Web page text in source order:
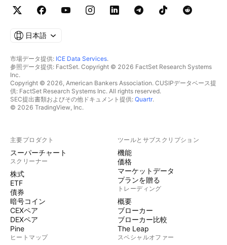
日本語
市場データ提供: ICE Data Services.
参照データ提供: FactSet. Copyright © 2026 FactSet Research Systems
Inc.
Copyright © 2026, American Bankers Association. CUSIPデータベース提
供: FactSet Research Systems Inc. All rights reserved.
SEC提出書類およびその他ドキュメント提供: Quartr.
© 2026 TradingView, Inc.
主要プロダクト
スーパーチャート
スクリーナー
株式
ETF
債券
暗号コイン
CEXペア
DEXペア
Pine
ヒートマップ
ツールとサブスクリプション
機能
価格
マーケットデータ
プランを贈る
トレーディング
概要
ブローカー
ブローカー比較
The Leap
スペシャルオファー